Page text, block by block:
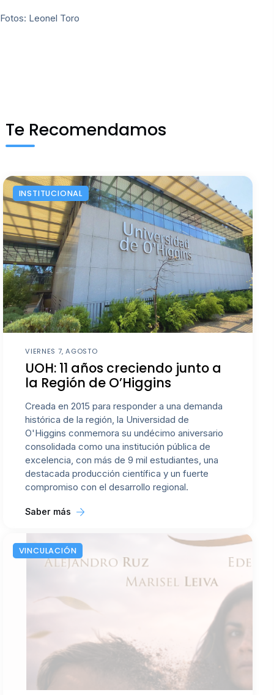
Fotos: Leonel Toro
Te Recomendamos
INSTITUCIONAL
VIERNES 7, AGOSTO
UOH: 11 años creciendo junto a
la Región de O’Higgins
Creada en 2015 para responder a una demanda
histórica de la región, la Universidad de
O'Higgins conmemora su undécimo aniversario
consolidada como una institución pública de
excelencia, con más de 9 mil estudiantes, una
destacada producción científica y un fuerte
compromiso con el desarrollo regional.
Saber más
VINCULACIÓN